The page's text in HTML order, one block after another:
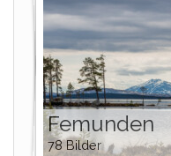
Femunden
78 Bilder